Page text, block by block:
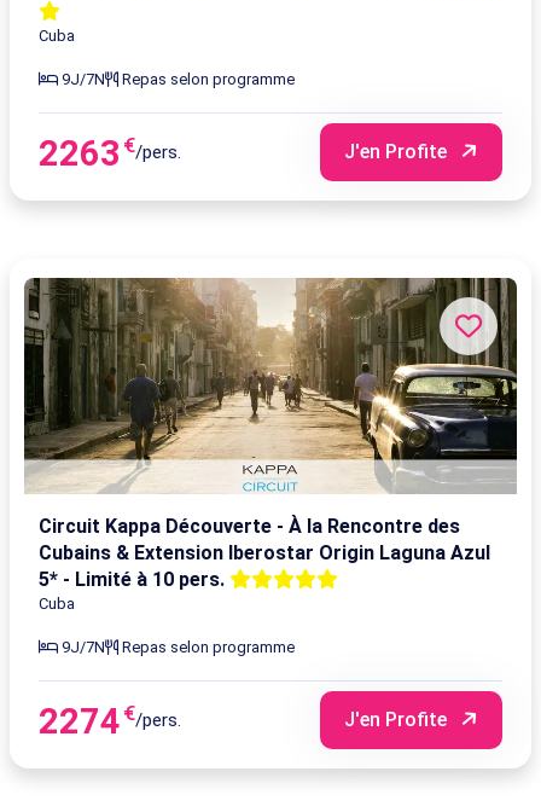
Cuba
9J/7N Repas selon programme
2263 €/pers. J'en Profite
Circuit Kappa Découverte - À la Rencontre des
Cubains & Extension Iberostar Origin Laguna Azul
5* - Limité à 10 pers.
Cuba
9J/7N Repas selon programme
2274 €/pers. J'en Profite